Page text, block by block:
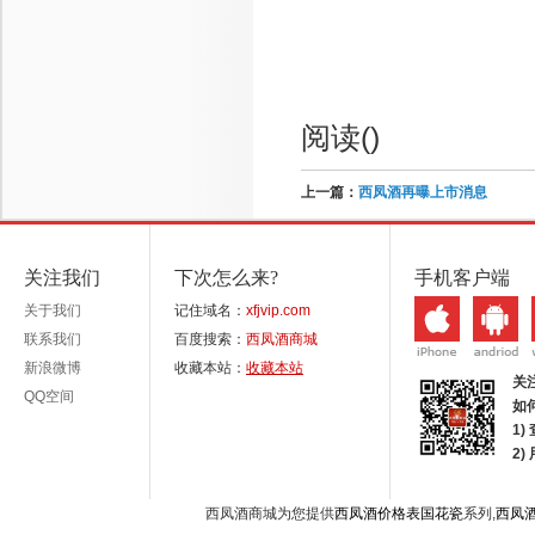
阅读()
上一篇： 西凤酒再曝上市消息
关注我们
关于我们
联系我们
新浪微博
QQ空间
下次怎么来?
记住域名： xfjvip.com
百度搜索： 西凤酒商城
收藏本站： 收藏本站
手机客户端
关
如
1)
2)
西凤酒商城为您提供西凤酒价格表国花瓷系列,西凤